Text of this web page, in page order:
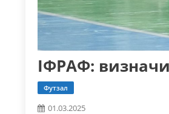
ІФРАФ:
Футзал
01.03.2025